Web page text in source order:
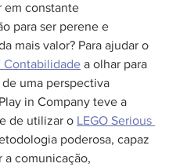
em constante
para ser perene e
mais valor? Para ajudar o
Contabilidade a olhar para
uma perspectiva
in Company teve a
de utilizar o LEGO Serious
poderosa, capaz
a comunicação,